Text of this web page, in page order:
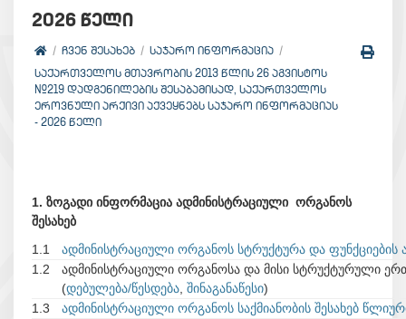
2026 წელი
ᲩᲕᲔᲜ ᲨᲔᲡᲐᲮᲔᲑ
ᲡᲐᲯᲐᲠᲝ ᲘᲜᲤᲝᲠᲛᲐᲪᲘᲐ
ᲡᲐᲥᲐᲠᲗᲕᲔᲚᲝᲡ ᲛᲗᲐᲕᲠᲝᲑᲘᲡ 2013 ᲬᲚᲘᲡ 26 ᲐᲒᲕᲘᲡᲢᲝᲡ
№219 ᲓᲐᲓᲒᲔᲜᲘᲚᲔᲑᲘᲡ ᲨᲔᲡᲐᲑᲐᲛᲘᲡᲐᲓ, ᲡᲐᲥᲐᲠᲗᲕᲔᲚᲝᲡ
ᲔᲠᲝᲕᲜᲣᲚᲘ ᲐᲠᲥᲘᲕᲘ ᲐᲥᲕᲔᲧᲜᲔᲑᲡ ᲡᲐᲯᲐᲠᲝ ᲘᲜᲤᲝᲠᲛᲐᲪᲘᲐᲡ
- 2026 ᲬᲔᲚᲘ
1. ზოგადი ინფორმაცია ადმინისტრაციული ორგანოს
შესახებ
1.1
ადმინისტრაციული ორგანოს სტრუქტურა და ფუნქციების
1.2
ადმინისტრაციული ორგანოსა და მისი სტრუქტურული
(დებულება/წესდება შინაგანაწესი)
1.3
ადმინისტრაციული ორგანოს საქმიანობის შესახებ